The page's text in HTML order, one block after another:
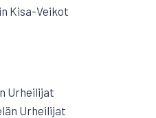
Kisa-Veikot
Urheilijat
Urheilijat